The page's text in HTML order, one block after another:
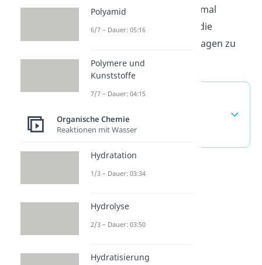
sollte man lieber noch einmal
genauer hinschauen, um die
vorhersagen zu
können.
Markovnikov Regel —
häufigste Fragen
(ausklappen)
Polyamid
6/7 – Dauer: 05:16
Polymere und
Kunststoffe
7/7 – Dauer: 04:15
Organische Chemie
Reaktionen mit Wasser
Hydratation
1/3 – Dauer: 03:34
Hydrolyse
2/3 – Dauer: 03:50
Hydratisierung